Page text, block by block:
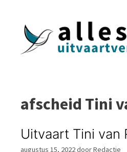
afscheid Tini
Uitvaart Tini van
augustus 15, 2022doorRedactie